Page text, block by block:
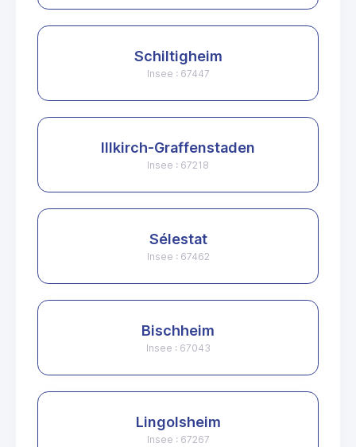
Schiltigheim
Insee : 67447
Illkirch-Graffenstaden
Insee : 67218
Sélestat
Insee : 67462
Bischheim
Insee : 67043
Lingolsheim
Insee : 67267